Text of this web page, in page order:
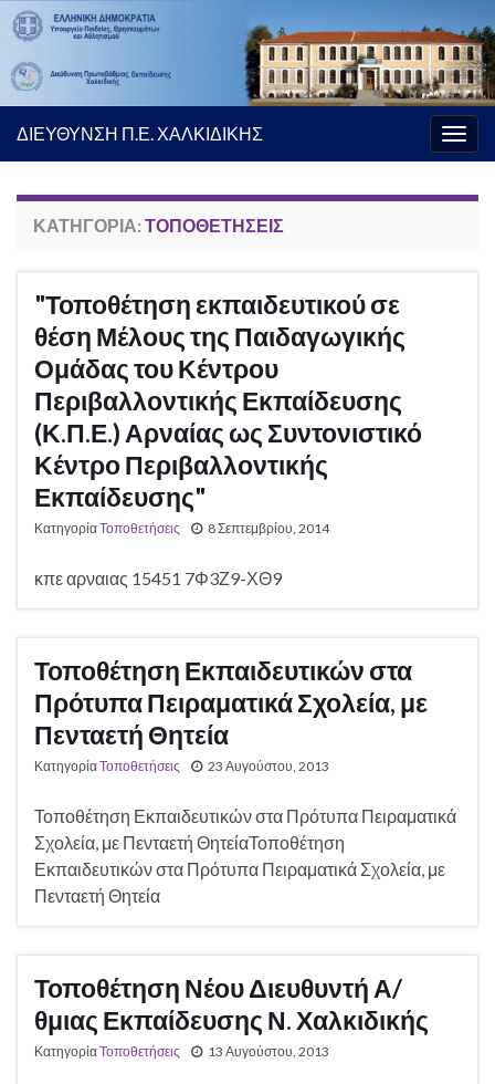
ΔΙΕΥΘΥΝΣΗ Π.Ε. ΧΑΛΚΙΔΙΚΗΣ
ΚΑΤΗΓΟΡΊΑ: ΤΟΠΟΘΕΤΉΣΕΙΣ
"Τοποθέτηση εκπαιδευτικού σε
θέση Μέλους της Παιδαγωγικής
Ομάδας του Κέντρου
Περιβαλλοντικής Εκπαίδευσης
(Κ.Π.Ε.) Αρναίας ως Συντονιστικό
Κέντρο Περιβαλλοντικής
Εκπαίδευσης"
ΚατηγορίαΤοποθετήσεις 8 Σεπτεμβρίου, 2014
κπε αρναιας 15451 7Φ3Ζ9-ΧΘ9
Τοποθέτηση Εκπαιδευτικών στα
Πρότυπα Πειραματικά Σχολεία, με
Πενταετή Θητεία
ΚατηγορίαΤοποθετήσεις 23 Αυγούστου, 2013
Τοποθέτηση Εκπαιδευτικών στα Πρότυπα Πειραματικά
Σχολεία, με Πενταετή ΘητείαΤοποθέτηση
Εκπαιδευτικών στα Πρότυπα Πειραματικά Σχολεία, με
Πενταετή Θητεία
Τοποθέτηση Νέου Διευθυντή Α/
θμιας Εκπαίδευσης Ν. Χαλκιδικής
ΚατηγορίαΤοποθετήσεις 13 Αυγούστου, 2013